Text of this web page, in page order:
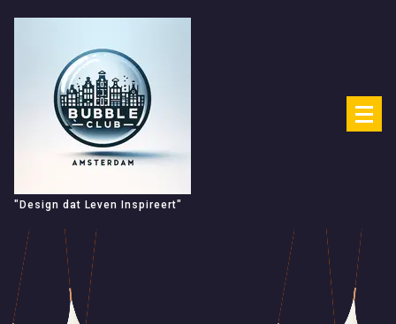
"Design dat Leven Inspireert"